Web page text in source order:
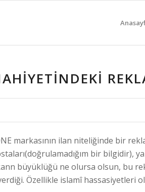
markasının ilan niteliğinde bir
bir bilgidir),
büyüklüğü ne olursa olsun, bu
Özellikle islamî hassasiyetleri